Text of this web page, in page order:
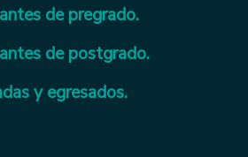
de pregrado.
de postgrado.
y egresados.